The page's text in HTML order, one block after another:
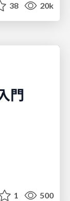
38 20k
1 500